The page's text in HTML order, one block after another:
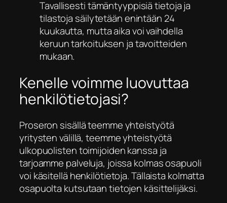
Tavallisesti tämäntyyppisiä tietoja ja
tilastoja säilytetään enintään 24
kuukautta, mutta aika voi vaihdella
keruun tarkoituksen ja tavoitteiden
mukaan.
Kenelle voimme luovuttaa
henkilötietojasi?
Proseron sisällä teemme yhteistyötä
yritysten välillä, teemme yhteistyötä
ulkopuolisten toimijoiden kanssa ja
tarjoamme palveluja, joissa kolmas osapuoli
voi käsitellä henkilötietoja. Tällaista kolmatta
osapuolta kutsutaan tietojen käsittelijäksi.